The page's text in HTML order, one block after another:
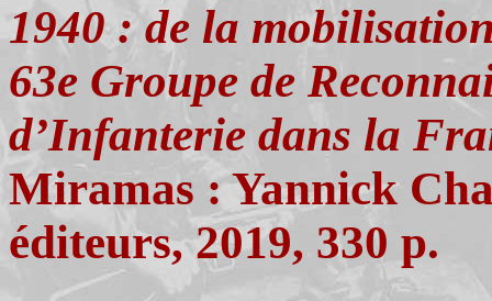
1940 : de la
63e Groupe de
d’Infanterie dans la
Miramas : Yannick
éditeurs, 2019, 330 p.